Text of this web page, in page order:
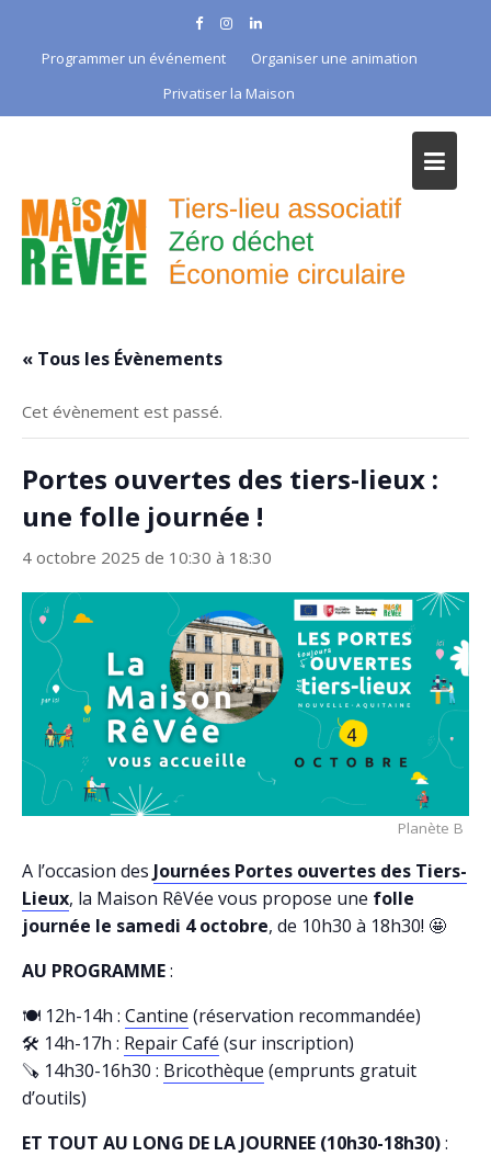
contentProgrammer un événement
Organiser une animation
Privatiser la Maison
« Tous les Évènements
Cet évènement est passé.
Portes ouvertes des tiers-lieux :
une folle journée !
4 octobre 2025 de 10:30 à 18:30
Planète B
A l’occasion des Journées Portes ouvertes des Tiers-
Lieux, la Maison RêVée vous propose une folle
journée le samedi 4 octobre, de 10h30 à 18h30! 🤩
AU PROGRAMME:
🍽️ 12h-14h : Cantine (réservation recommandée)
🛠️ 14h-17h : Repair Café (sur inscription)
🪚 14h30-16h30 : Bricothèque (emprunts gratuit
d’outils)
ET TOUT AU LONG DE LA JOURNEE (10h30-18h30):